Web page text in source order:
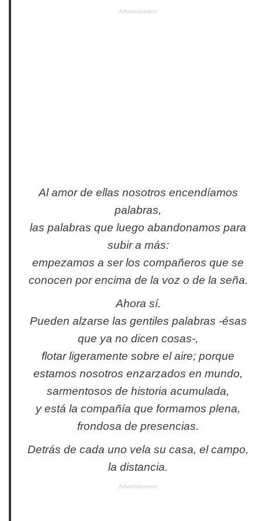
Advertisement
Al amor de ellas nosotros encendíamos
palabras,
las palabras que luego abandonamos para
subir a más:
empezamos a ser los compañeros que se
conocen por encima de la voz o de la seña.
Ahora sí.
Pueden alzarse las gentiles palabras -ésas
que ya no dicen cosas-,
flotar ligeramente sobre el aire; porque
estamos nosotros enzarzados en mundo,
sarmentosos de historia acumulada,
y está la compañía que formamos plena,
frondosa de presencias.
Detrás de cada uno vela su casa, el campo,
la distancia.
Advertisement